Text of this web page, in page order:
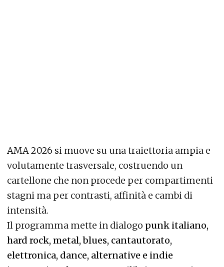
AMA 2026 si muove su una traiettoria ampia e
volutamente trasversale, costruendo un
cartellone che non procede per compartimenti
stagni ma per contrasti, affinità e cambi di
intensità.
Il programma mette in dialogo punk italiano,
hard rock, metal, blues, cantautorato,
elettronica, dance, alternative e indie